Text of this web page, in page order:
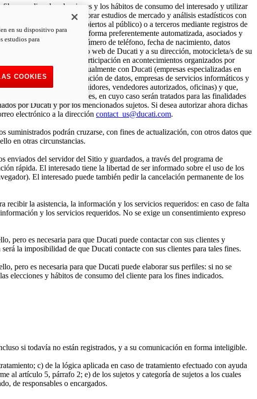
y a analizar las elecciones y los hábitos de consumo del interesado y utilizar
además de elaborar estudios de mercado y análisis estadísticos con
en lugares públicos o abiertos al público) o a terceros mediante registros de
en bases de datos de forma preferentemente automatizada, asociados y
y apellidos, email, sexo, número de teléfono, fecha de nacimiento, datos
posible registro en el sitio web de Ducati y a su dirección, motocicleta/s de su
Online de Ducati, participación en acontecimientos organizados por
vinculados contractualmente con Ducati (empresas especializadas en
empresas de elaboración de datos, empresas de servicios informáticos y
importadores, distribuidores, vendedores autorizados, oficinas) y que,
de los datos personales, en cuyo caso serán tratados para las finalidades
por Ducati y por los mencionados sujetos. Si desea autorizar ahora dichas
electrónico a la dirección contact_us@ducati.com.
suministrados podrán cruzarse, con fines de actualización, con otros datos que
en otras circunstancias.
del servidor del Sitio y guardados, a través del programa de
rápida. El interesado tiene la libertad de ser informado sobre el uso de los
El interesado puede también pedir la cancelación permanente de los
recibir la asistencia, la información y los servicios requeridos: en caso de falta
y los servicios requeridos. No se exige un consentimiento expreso
pero es necesaria para que Ducati puede contactar con sus clientes y
la imposibilidad de que Ducati contacte con sus clientes para tales fines.
pero es necesaria para que Ducati puede elaborar sus perfiles: si no se
elecciones y hábitos de consumo del cliente para los fines indicados.
si todavía no están registrados, y a su comunicación en forma inteligible.
c) de la lógica aplicada en caso de tratamiento efectuado con ayuda
al artículo 5, párrafo 2; e) de los sujetos y categoría de sujetos a los cuales
de responsables o encargados.
en su dispositivo para
estudios para
COOKIES